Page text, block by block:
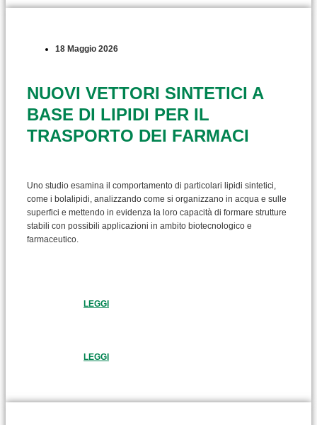
18 Maggio 2026
NUOVI VETTORI SINTETICI A
BASE DI LIPIDI PER IL
TRASPORTO DEI FARMACI
Uno studio esamina il comportamento di particolari lipidi sintetici,
come i bolalipidi, analizzando come si organizzano in acqua e sulle
superfici e mettendo in evidenza la loro capacità di formare strutture
stabili con possibili applicazioni in ambito biotecnologico e
farmaceutico.
LEGGI
LEGGI